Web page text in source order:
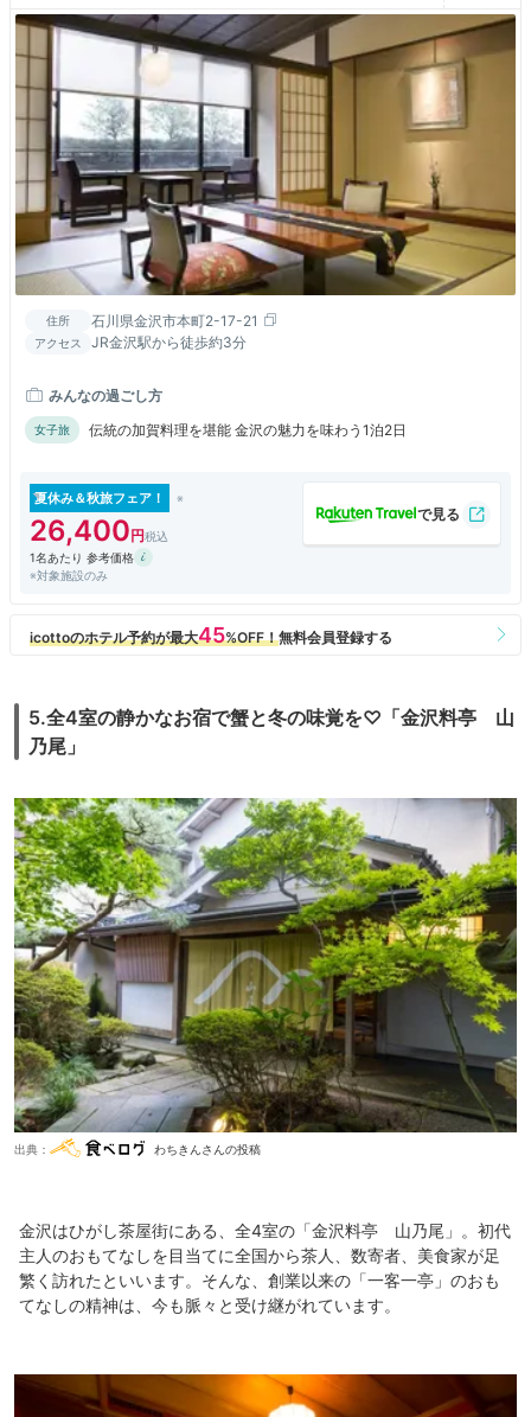
住所 石川県金沢市本町2-17-21
アクセス JR金沢駅から徒歩約3分
みんなの過ごし方
女子旅 伝統の加賀料理を堪能 金沢の魅力を味わう1泊2日
夏休み＆秋旅フェア！
26,400
1名あたり 参考価格
※対象施設のみ
5.全4室の静かなお宿で蟹と冬の味覚を♡「金沢料亭 山
乃尾」
出典： わちきんさんの投稿
金沢はひがし茶屋街にある、全4室の「金沢料亭 山乃尾」。初代
主人のおもてなしを目当てに全国から茶人、数寄者、美食家が足
繁く訪れたといいます。そんな、創業以来の「一客一亭」のおも
てなしの精神は、今も脈々と受け継がれています。